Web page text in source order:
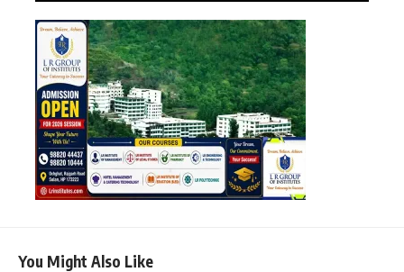
You Might Also Like